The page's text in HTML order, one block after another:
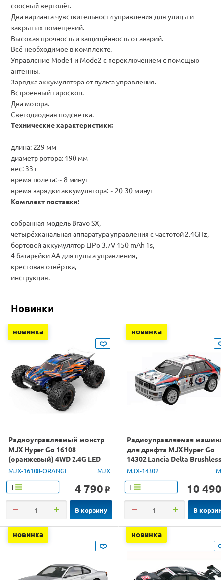
соосный вертолёт.
Два варианта чувствительности управления для улицы и
закрытых помещений.
Высокая прочность и защищённость от аварий.
Всё необходимое в комплекте.
Управление Mode1 и Mode2 с переключением с помощью
антенны.
Зарядка аккумулятора от пульта управления.
Встроенный гироскоп.
Два мотора.
Светодиодная подсветка.
Технические характеристики:
длина: 229 мм
диаметр ротора: 190 мм
вес: 33 г
время полета: ~ 8 минут
время зарядки аккумулятора: ~ 20-30 минут
Комплект поставки:
собранная модель Bravo SX,
четырёхканальная аппаратура управления с частотой 2.4GHz,
бортовой аккумулятор LiPo 3.7V 150 mAh 1s,
4 батарейки АА для пульта управления,
крестовая отвёртка,
инструкция.
Новинки
новинка
Радиоуправляемый монстр
MJX Hyper Go 16108
(оранжевый) 4WD 2.4G LED
1/16 RTR
MJX-16108-ORANGE MJX
Т 4 790 o
В корзину
новинка
Радиоуправляемая
для дрифта MJX Hyper Go
14302 Lancia Delta Brushless
4WD 2.4G LED 1/14 RTR
MJX-14302
Т 10 490
В
новинка новинка